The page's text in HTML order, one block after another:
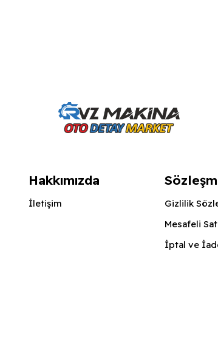
Hakkımızda
İletişim
Gizlilik
Mesafeli
İptal ve